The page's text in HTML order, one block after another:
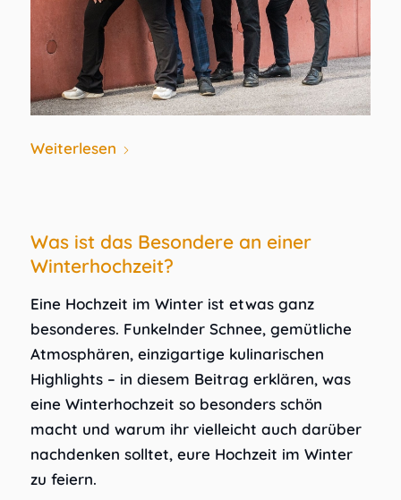
Weiterlesen
Was ist das Besondere an einer
Winterhochzeit?
Eine Hochzeit im Winter ist etwas ganz
besonderes. Funkelnder Schnee, gemütliche
Atmosphären, einzigartige kulinarischen
Highlights – in diesem Beitrag erklären, was
eine Winterhochzeit so besonders schön
macht und warum ihr vielleicht auch darüber
nachdenken solltet, eure Hochzeit im Winter
zu feiern.